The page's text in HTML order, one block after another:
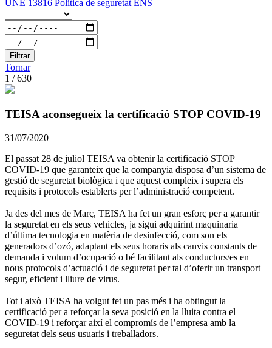
UNE 13816 Política de seguretat ENS
Filtrar
Tornar
1 / 630
TEISA aconsegueix la certificació STOP COVID-19
31/07/2020
El passat 28 de juliol TEISA va obtenir la certificació STOP
COVID-19 que garanteix que la companyia disposa d’un sistema de
gestió de seguretat biològica i que aquest compleix i supera els
requisits i protocols establerts per l’administració competent.
Ja des del mes de Març, TEISA ha fet un gran esforç per a garantir
la seguretat en els seus vehicles, ja sigui adquirint maquinaria
d’última tecnologia en matèria de desinfecció, com son els
generadors d’ozó, adaptant els seus horaris als canvis constants de
demanda i volum d’ocupació o bé facilitant als conductors/es en
nous protocols d’actuació i de seguretat per tal d’oferir un transport
segur, eficient i lliure de virus.
Tot i això TEISA ha volgut fet un pas més i ha obtingut la
certificació per a reforçar la seva posició en la lluita contra el
COVID-19 i reforçar així el compromís de l’empresa amb la
seguretat dels seus usuaris i treballadors.